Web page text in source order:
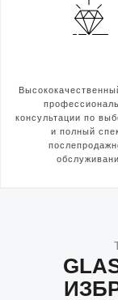
консультации по
и полный